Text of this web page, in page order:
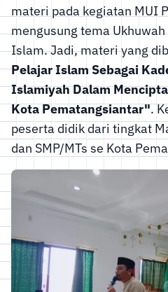
materi pada kegiatan MUI
mengusung tema
Islam. Jadi, materi yang
Pelajar Islam Sebagai
Islamiyah Dalam
Kota Pematangsiantar".
peserta didik dari tingkat
dan SMP/MTs se Kota